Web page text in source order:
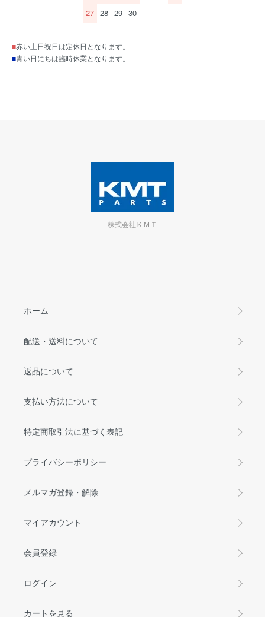
27 28 29 30
■赤い土日祝日は定休日となります。
■青い日にちは臨時休業となります。
株式会社ＫＭＴ
ホーム
配送・送料について
返品について
支払い方法について
特定商取引法に基づく表記
プライバシーポリシー
メルマガ登録・解除
マイアカウント
会員登録
ログイン
カートを見る